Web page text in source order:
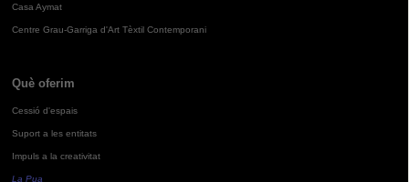
Casa Aymat
Centre Grau-Garriga d'Art Tèxtil Contemporani
Què oferim
Cessió d'espais
Suport a les entitats
Impuls a la creativitat
La Pua